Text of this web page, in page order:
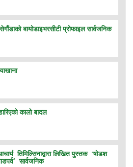
बायोडाइभरसीटी प्रोफाइल सार्वजनिक
कालो बादल
तिमिल्सिनाद्वारा लिखित पुस्तक ‘षोडश
सार्वजनिक